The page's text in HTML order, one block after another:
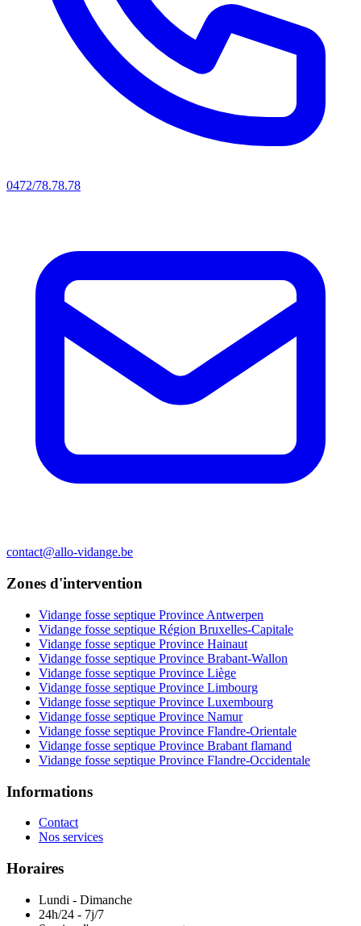
0472/78.78.78
contact@allo-vidange.be
Zones d'intervention
Vidange fosse septique Province Antwerpen
Vidange fosse septique Région Bruxelles-Capitale
Vidange fosse septique Province Hainaut
Vidange fosse septique Province Brabant-Wallon
Vidange fosse septique Province Liège
Vidange fosse septique Province Limbourg
Vidange fosse septique Province Luxembourg
Vidange fosse septique Province Namur
Vidange fosse septique Province Flandre-Orientale
Vidange fosse septique Province Brabant flamand
Vidange fosse septique Province Flandre-Occidentale
Informations
Contact
Nos services
Horaires
Lundi - Dimanche
24h/24 - 7j/7